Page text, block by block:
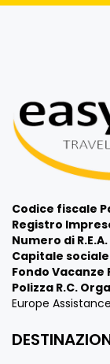
Codice fiscale
Registro
Numero di R.E.A.
Capitale
Fondo Vacanze
Polizza R.C.
Europe